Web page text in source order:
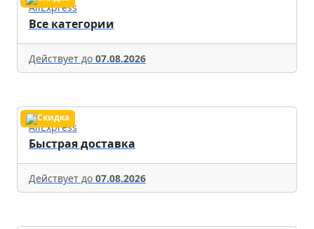
AliExpress
Все категории
Действует до 07.08.2026
AliExpress
Быстрая доставка
Действует до 07.08.2026